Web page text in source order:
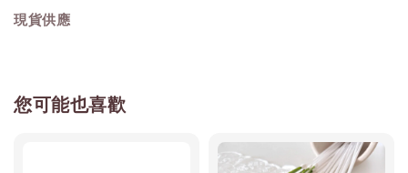
現貨供應
您可能也喜歡